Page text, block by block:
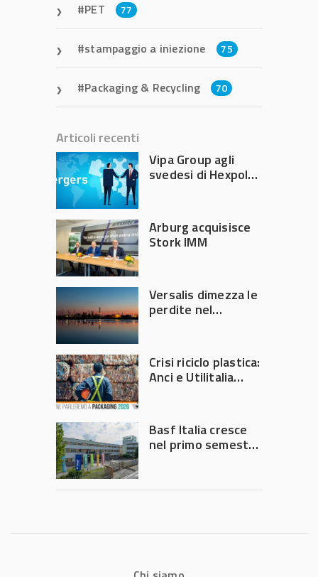
PET 77
stampaggio a iniezione 75
Packaging & Recycling 70
Articoli recenti
Vipa Group agli
svedesi di Hexpol
Arburg acquisisce
Stork IMM
Versalis dimezza le
perdite nel
Crisi riciclo plastica:
Anci e Utilitalia
Governo
Basf Italia cresce
nel primo semestre